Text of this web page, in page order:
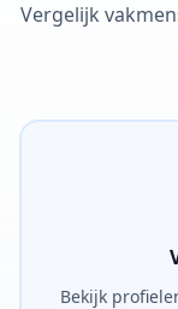
Vergelijk
Bekijk